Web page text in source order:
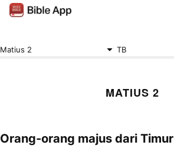
Matius 2 TB
MATIUS 2
Orang-orang majus dari Timur